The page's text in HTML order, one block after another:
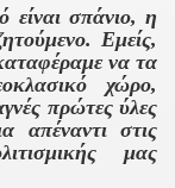
είναι σπάνιο, η
Εμείς,
να τα
χώρο,
πρώτες ύλες
απέναντι στις
μας